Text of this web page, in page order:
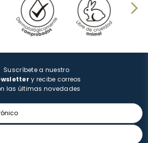
Suscríbete a nuestro
y recibe correos
las últimas novedades